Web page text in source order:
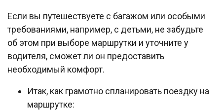
Если вы путешествуете с багажом или особыми
требованиями, например, с детьми, не забудьте
об этом при выборе маршрутки и уточните у
водителя, сможет ли он предоставить
необходимый комфорт.
Итак, как грамотно спланировать поездку на
маршрутке: